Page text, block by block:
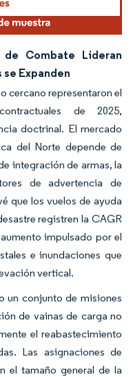
Combate Lideran
Expanden
cercano representaron el
de 2025,
doctrinal. El mercado
del Norte depende de
integración de armas, la
de advertencia de
que los vuelos de ayuda
registren la CAGR
impulsado por el
e inundaciones que
vertical.
un conjunto de misiones
de vainas de carga no
el reabastecimiento
Las asignaciones de
el tamaño general de la